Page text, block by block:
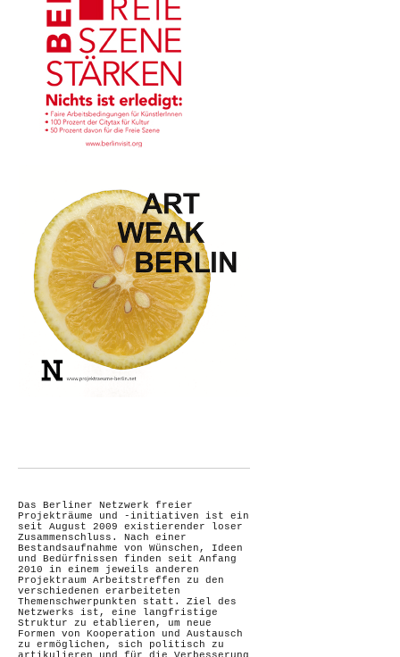
Das Berliner Netzwerk freier
Projekträume und -initiativen ist ein
seit August 2009 existierender loser
Zusammenschluss. Nach einer
Bestandsaufnahme von Wünschen, Ideen
und Bedürfnissen finden seit Anfang
2010 in einem jeweils anderen
Projektraum Arbeitstreffen zu den
verschiedenen erarbeiteten
Themenschwerpunkten statt. Ziel des
Netzwerks ist, eine langfristige
Struktur zu etablieren, um neue
Formen von Kooperation und Austausch
zu ermöglichen, sich politisch zu